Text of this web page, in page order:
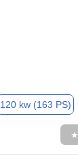
120 kw (163 PS)
★